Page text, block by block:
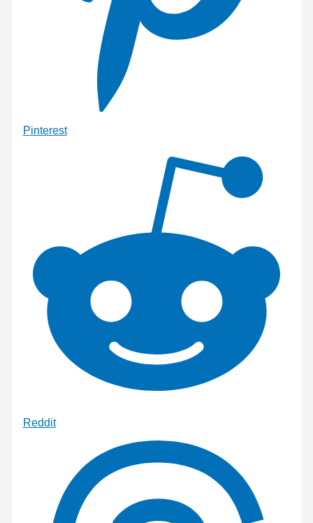
Pinterest
Reddit